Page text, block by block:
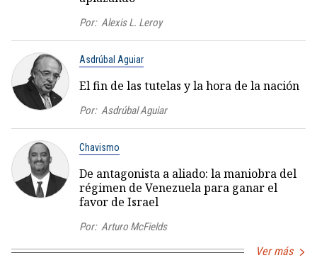
Por: Alexis L. Leroy
Asdrúbal Aguiar
El fin de las tutelas y la hora de la nación
Por: Asdrúbal Aguiar
Chavismo
De antagonista a aliado: la maniobra del
régimen de Venezuela para ganar el
favor de Israel
Por: Arturo McFields
Ver más